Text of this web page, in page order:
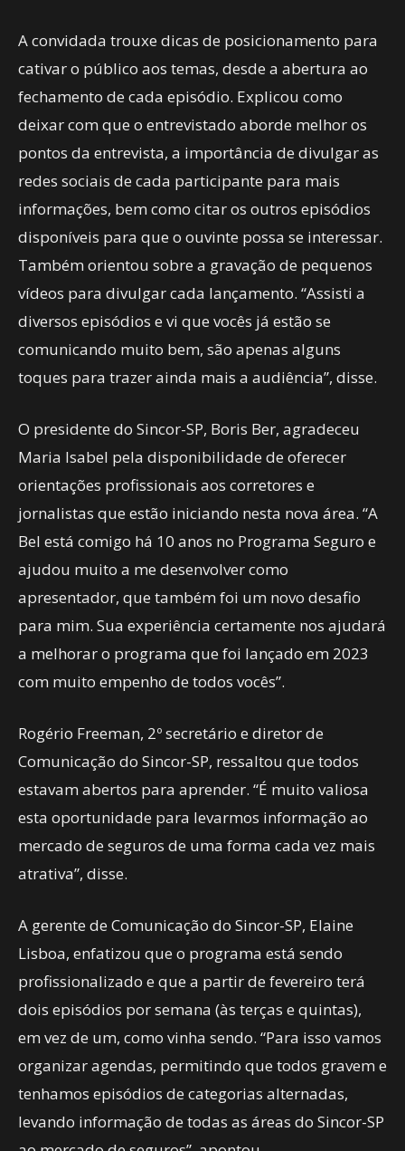
A convidada trouxe dicas de posicionamento para
cativar o público aos temas, desde a abertura ao
fechamento de cada episódio. Explicou como
deixar com que o entrevistado aborde melhor os
pontos da entrevista, a importância de divulgar as
redes sociais de cada participante para mais
informações, bem como citar os outros episódios
disponíveis para que o ouvinte possa se interessar.
Também orientou sobre a gravação de pequenos
vídeos para divulgar cada lançamento. “Assisti a
diversos episódios e vi que vocês já estão se
comunicando muito bem, são apenas alguns
toques para trazer ainda mais a audiência”, disse.
O presidente do Sincor-SP, Boris Ber, agradeceu
Maria Isabel pela disponibilidade de oferecer
orientações profissionais aos corretores e
jornalistas que estão iniciando nesta nova área. “A
Bel está comigo há 10 anos no Programa Seguro e
ajudou muito a me desenvolver como
apresentador, que também foi um novo desafio
para mim. Sua experiência certamente nos ajudará
a melhorar o programa que foi lançado em 2023
com muito empenho de todos vocês”.
Rogério Freeman, 2º secretário e diretor de
Comunicação do Sincor-SP, ressaltou que todos
estavam abertos para aprender. “É muito valiosa
esta oportunidade para levarmos informação ao
mercado de seguros de uma forma cada vez mais
atrativa”, disse.
A gerente de Comunicação do Sincor-SP, Elaine
Lisboa, enfatizou que o programa está sendo
profissionalizado e que a partir de fevereiro terá
dois episódios por semana (às terças e quintas),
em vez de um, como vinha sendo. “Para isso vamos
organizar agendas, permitindo que todos gravem e
tenhamos episódios de categorias alternadas,
levando informação de todas as áreas do Sincor-SP